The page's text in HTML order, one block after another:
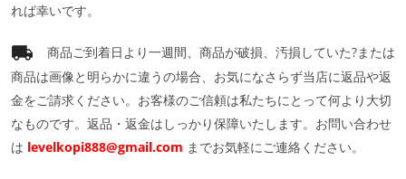
れば幸いです。
商品ご到着日より一週間、商品が破損、汚損していた?または
商品は画像と明らかに違うの場合、お気になさらず当店に返品や返
金をご請求ください。お客様のご信頼は私たちにとって何より大切
なものです。返品・返金はしっかり保障いたします。お問い合わせ
は levelkopi888@gmail.com までお気軽にご連絡ください。